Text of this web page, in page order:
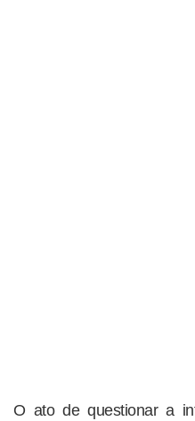
O ato de questionar a